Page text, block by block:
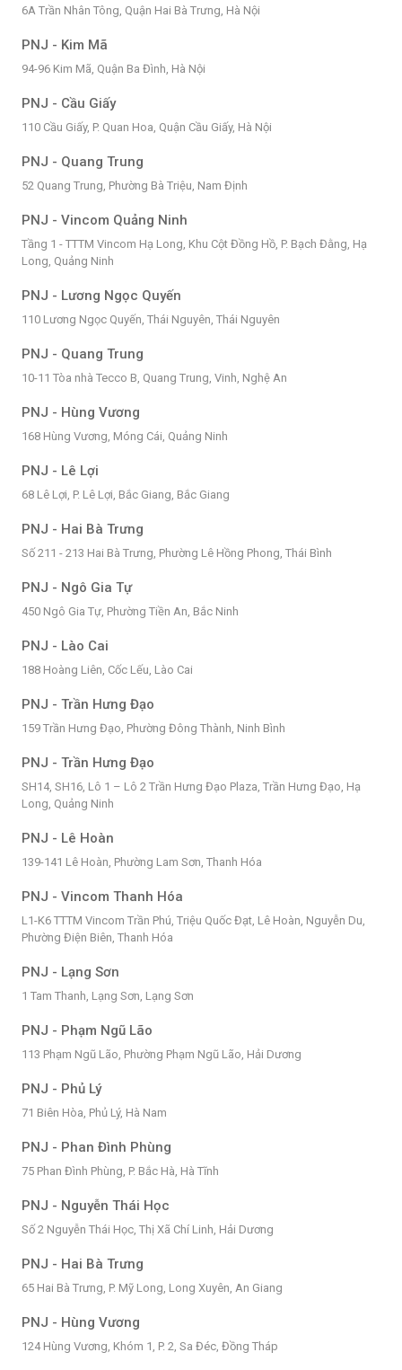
6A Trần Nhân Tông, Quận Hai Bà Trưng, Hà Nội
PNJ - Kim Mã
94-96 Kim Mã, Quận Ba Đình, Hà Nội
PNJ - Cầu Giấy
110 Cầu Giấy, P. Quan Hoa, Quận Cầu Giấy, Hà Nội
PNJ - Quang Trung
52 Quang Trung, Phường Bà Triệu, Nam Định
PNJ - Vincom Quảng Ninh
Tầng 1 - TTTM Vincom Hạ Long, Khu Cột Đồng Hồ, P. Bạch Đằng, Hạ
Long, Quảng Ninh
PNJ - Lương Ngọc Quyến
110 Lương Ngọc Quyến, Thái Nguyên, Thái Nguyên
PNJ - Quang Trung
10-11 Tòa nhà Tecco B, Quang Trung, Vinh, Nghệ An
PNJ - Hùng Vương
168 Hùng Vương, Móng Cái, Quảng Ninh
PNJ - Lê Lợi
68 Lê Lợi, P. Lê Lợi, Bắc Giang, Bắc Giang
PNJ - Hai Bà Trưng
Số 211 - 213 Hai Bà Trưng, Phường Lê Hồng Phong, Thái Bình
PNJ - Ngô Gia Tự
450 Ngô Gia Tự, Phường Tiền An, Bắc Ninh
PNJ - Lào Cai
188 Hoàng Liên, Cốc Lếu, Lào Cai
PNJ - Trần Hưng Đạo
159 Trần Hưng Đạo, Phường Đông Thành, Ninh Bình
PNJ - Trần Hưng Đạo
SH14, SH16, Lô 1 – Lô 2 Trần Hưng Đạo Plaza, Trần Hưng Đạo, Hạ
Long, Quảng Ninh
PNJ - Lê Hoàn
139-141 Lê Hoàn, Phường Lam Sơn, Thanh Hóa
PNJ - Vincom Thanh Hóa
L1-K6 TTTM Vincom Trần Phú, Triệu Quốc Đạt, Lê Hoàn, Nguyễn Du,
Phường Điện Biên, Thanh Hóa
PNJ - Lạng Sơn
1 Tam Thanh, Lạng Sơn, Lạng Sơn
PNJ - Phạm Ngũ Lão
113 Phạm Ngũ Lão, Phường Phạm Ngũ Lão, Hải Dương
PNJ - Phủ Lý
71 Biên Hòa, Phủ Lý, Hà Nam
PNJ - Phan Đình Phùng
75 Phan Đình Phùng, P. Bắc Hà, Hà Tĩnh
PNJ - Nguyễn Thái Học
Số 2 Nguyễn Thái Học, Thị Xã Chí Linh, Hải Dương
PNJ - Hai Bà Trưng
65 Hai Bà Trưng, P. Mỹ Long, Long Xuyên, An Giang
PNJ - Hùng Vương
124 Hùng Vương, Khóm 1, P. 2, Sa Đéc, Đồng Tháp